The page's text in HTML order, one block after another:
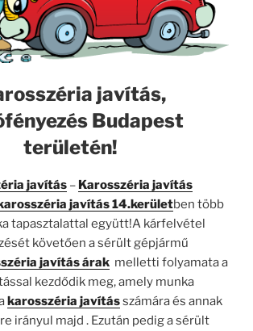
javítás,
Budapest
területén!
javítás – Karosszéria javítás
javítás 14.kerületben több
tapasztalattal együtt!A kárfelvétel
követően a sérült gépjármű
javítás árak melletti folyamata a
kezdődik meg, amely munka
karosszéria javításszámára és annak
irányul majd . Ezután pedig a sérült